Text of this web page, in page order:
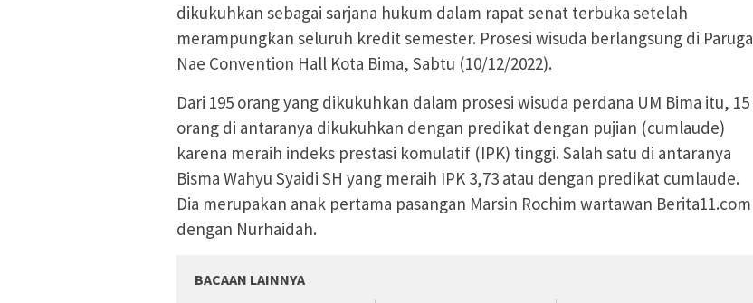
dikukuhkan sebagai sarjana hukum dalam rapat senat terbuka setelah
merampungkan seluruh kredit semester. Prosesi wisuda berlangsung di Paruga
Nae Convention Hall Kota Bima, Sabtu (10/12/2022).
Dari 195 orang yang dikukuhkan dalam prosesi wisuda perdana UM Bima itu, 15
orang di antaranya dikukuhkan dengan predikat dengan pujian (cumlaude)
karena meraih indeks prestasi komulatif (IPK) tinggi. Salah satu di antaranya
Bisma Wahyu Syaidi SH yang meraih IPK 3,73 atau dengan predikat cumlaude.
Dia merupakan anak pertama pasangan Marsin Rochim wartawan Berita11.com
dengan Nurhaidah.
BACAAN LAINNYA